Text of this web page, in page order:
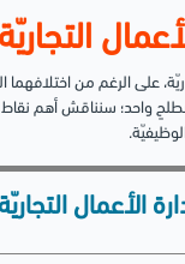
التجاريّة
على الرغم من
واحد؛ سنناقش أهم
الأعمال